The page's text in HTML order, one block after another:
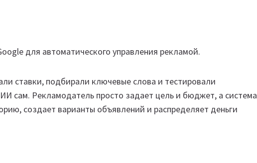
для автоматического управления рекламой.
ставки, подбирали ключевые слова и тестировали
сам. Рекламодатель просто задает цель и бюджет, а система
создает варианты объявлений и распределяет деньги